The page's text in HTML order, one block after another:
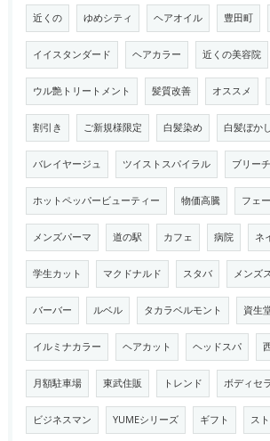
近くの ゆめシティ ヘアオイル 豊田町
イイスタンダード ヘアカラー 近くの美容院
ウル艶トリートメント 髪質改善 オススメ
割引き ご新規様限定 白髪染め 白髪ぼかし
バレイヤージュ ツイストスパイラル ブリーチ
ホットペッパービューティー 物価高騰 フェ
メンズパーマ 道の駅 カフェ 病院 ネ
学生カット マクドナルド スタバ メンズ
バーバー ルベル タカラベルモント 資生
イルミナカラー ヘアカット ヘッドスパ
月額駐車場 東武住販 トレンド ボディセ
ビジネスマン YUMEシリーズ ギフト ス